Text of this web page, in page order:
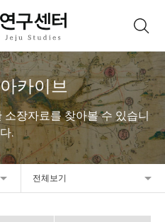
카이브
장자료를 찾아볼 수 있습니
다.
전체보기